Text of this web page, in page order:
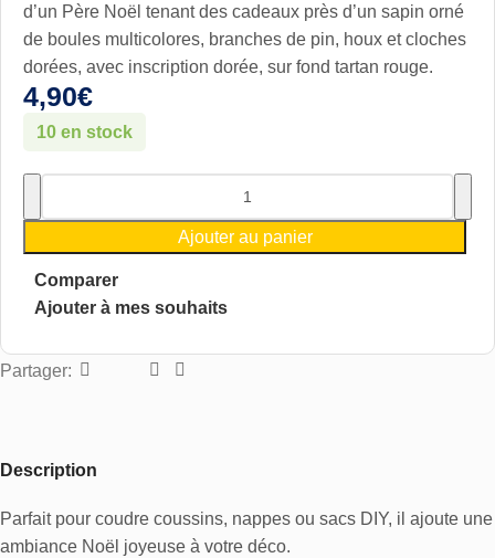
d’un Père Noël tenant des cadeaux près d’un sapin orné
de boules multicolores, branches de pin, houx et cloches
dorées, avec inscription dorée, sur fond tartan rouge.
4,90€
10 en stock
Ajouter au panier
Comparer
Ajouter à mes souhaits
Partager:
Description
Parfait pour coudre coussins, nappes ou sacs DIY, il ajoute une
ambiance Noël joyeuse à votre déco.